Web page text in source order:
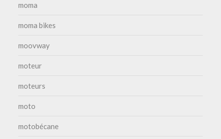
moma
moma bikes
moovway
moteur
moteurs
moto
motobécane